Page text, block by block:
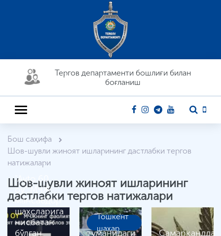
Тергов департaменти бошлиғи билан
боғланиш
Бош саҳифа
Шов-шувли жиноят ишларининг дастлабки тергов
натижалари
Шов-шувли жиноят ишларининг
дастлабки тергов натижалари
"Avto 60
oy" МЧЖ
мансабдор
шахсларига
нисбатан
бўлган
Тошкент
шаҳар
Юнусобод
туманидаги
Самарқандда